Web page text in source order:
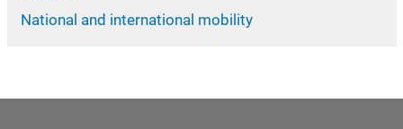
National and international mobility